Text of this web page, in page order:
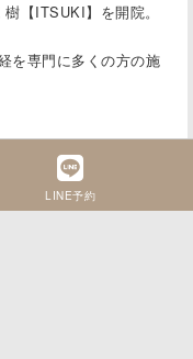
【ITSUKI】 を開院。
を専門に多くの方の施
LINE予約